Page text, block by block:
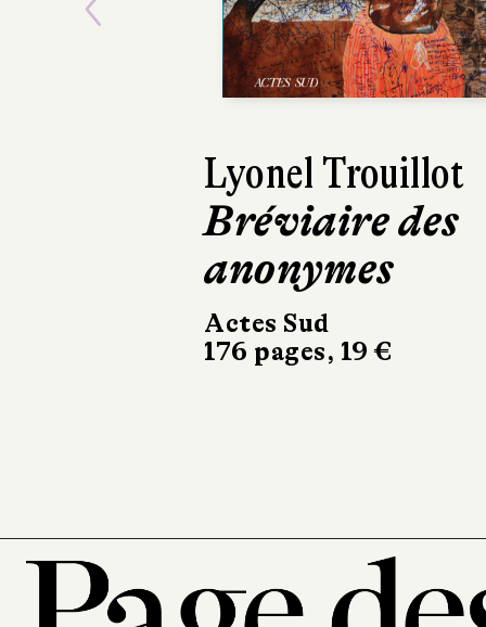
Lyonel Trouillot
Bréviaire des
anonymes
Actes Sud
176 pages, 19 €
Previous